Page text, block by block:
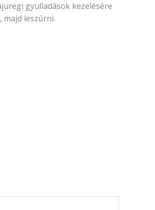
gyulladások kezelésére
majd leszűrni.